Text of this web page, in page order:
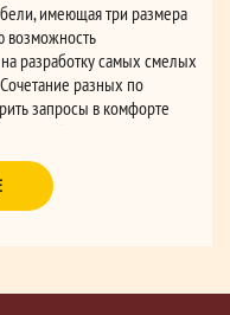
имеющая три размера
возможность
разработку самых смелых
разных по
запросы в комфорте